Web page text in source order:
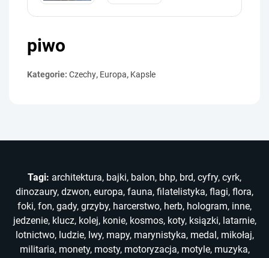
piwo
Kategorie: Czechy, Europa, Kapsle
Tagi: architektura, bajki, balon, bhp, brd, cyfry, cyrk,
dinozaury, dzwon, europa, fauna, filatelistyka, flagi, flora,
foki, fon, gady, grzyby, harcerstwo, herb, hologram, inne,
jedzenie, klucz, kolej, konie, kosmos, koty, ksiązki, latarnie,
lotnictwo, ludzie, lwy, mapy, marynistyka, medal , mikołaj,
militaria, monety, mosty, motoryzacja, motyle, muzyka,